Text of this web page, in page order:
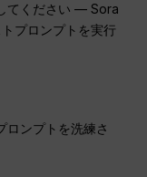
てください — Sora
プロンプトを実行
ロンプトを洗練さ